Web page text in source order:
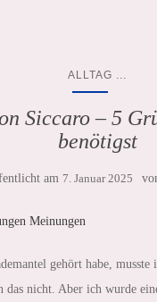
ALLTAG
Siccaro – 5
benötigst
am 7. Januar 2025
gehört habe,
nicht. Aber ich wurde